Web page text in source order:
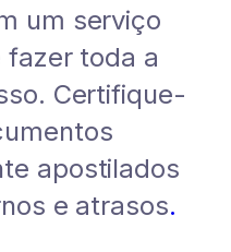
um serviço
fazer toda a
Certifique-
apostilados
e atrasos.